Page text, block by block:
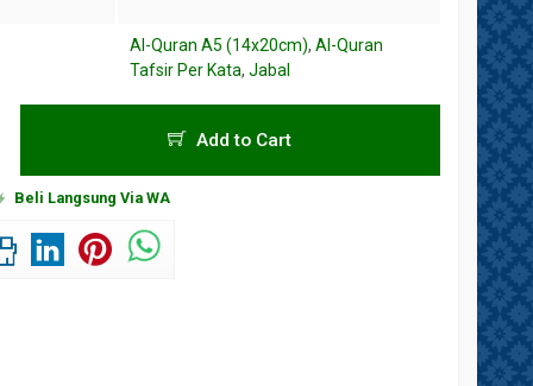
Al-Quran A5 (14x20cm), Al-Quran
Tafsir Per Kata, Jabal
Add to Cart
Beli Langsung Via WA